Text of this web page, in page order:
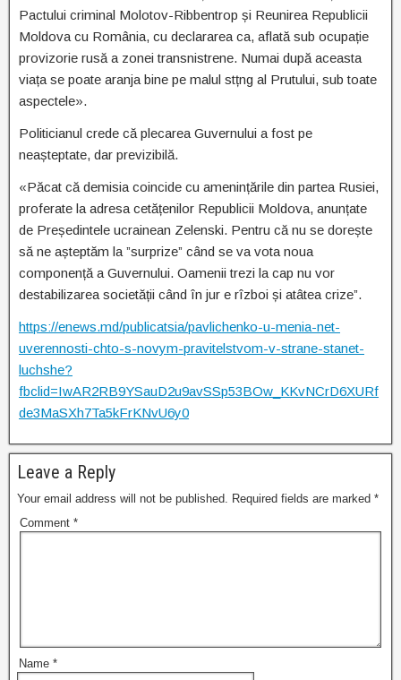
Pactului criminal Molotov-Ribbentrop și Reunirea Republicii
Moldova cu România, cu declararea ca, aflată sub ocupație
provizorie rusă a zonei transnistrene. Numai după aceasta
viața se poate aranja bine pe malul stțng al Prutului, sub toate
aspectele».
Politicianul crede că plecarea Guvernului a fost pe
neașteptate, dar previzibilă.
«Păcat că demisia coincide cu amenințările din partea Rusiei,
proferate la adresa cetățenilor Republicii Moldova, anunțate
de Președintele ucrainean Zelenski. Pentru că nu se dorește
să ne așteptăm la ”surprize” când se va vota noua
componență a Guvernului. Oamenii trezi la cap nu vor
destabilizarea societății când în jur e rîzboi și atâtea crize”.
https://enews.md/publicatsia/pavlichenko-u-menia-net-
uverennosti-chto-s-novym-pravitelstvom-v-strane-stanet-
luchshe?
fbclid=IwAR2RB9YSauD2u9avSSp53BOw_KKvNCrD6XURf
de3MaSXh7Ta5kFrKNvU6y0
Leave a Reply
Your email address will not be published. Required fields are marked *
Comment *
Name *